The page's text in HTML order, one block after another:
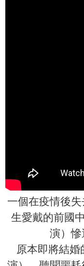
一個在疫情後
生愛戴的前國
演）慘
原本即將結